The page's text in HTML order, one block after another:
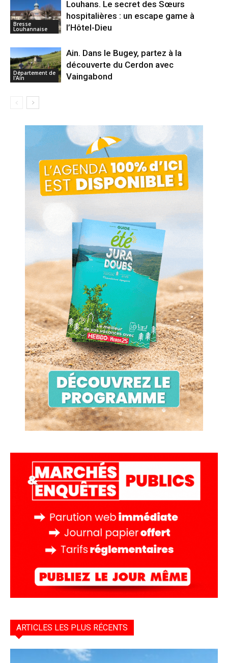
Bresse
Louhannaise
Louhans. Le secret des Sœurs
hospitalières : un escape game à
l’Hôtel-Dieu
Département de
l'Ain
Ain. Dans le Bugey, partez à la
découverte du Cerdon avec
Vaingabond
ARTICLES LES PLUS RÉCENTS